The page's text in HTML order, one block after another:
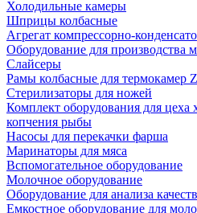
Холодильные камеры
Шприцы колбасные
Агрегат компрессорно-
Оборудование для производства
Слайсеры
Рамы колбасные для термокамер
Стерилизаторы для ножей
Комплект оборудования для цеха
копчения рыбы
Насосы для перекачки фарша
Маринаторы для мяса
Вспомогательное оборудование
Молочное оборудование
Оборудование для анализа
Емкостное оборудование для